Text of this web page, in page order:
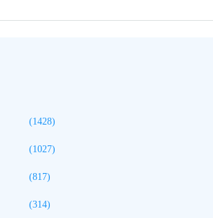
(1428)
(1027)
(817)
(314)